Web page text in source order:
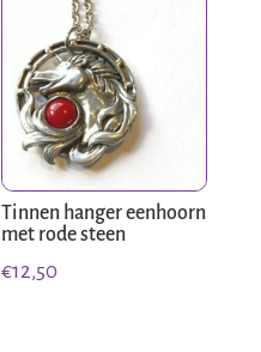
Tinnen hanger eenhoorn
met rode steen
€12,50